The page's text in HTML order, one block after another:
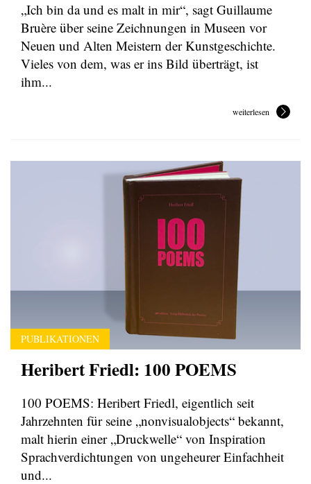
„Ich bin da und es malt in mir“, sagt Guillaume
Bruère über seine Zeichnungen in Museen vor
Neuen und Alten Meistern der Kunstgeschichte.
Vieles von dem, was er ins Bild überträgt, ist
ihm...
weiterlesen
PUBLIKATIONEN
Heribert Friedl: 100 POEMS
100 POEMS: Heribert Friedl, eigentlich seit
Jahrzehnten für seine „nonvisualobjects“ bekannt,
malt hierin einer „Druckwelle“ von Inspiration
Sprachverdichtungen von ungeheurer Einfachheit
und...